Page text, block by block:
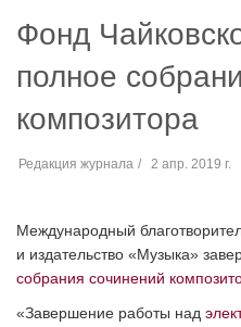
Фонд
полное
композитора
Редакция журнала 2 апр. 2019 г.
Международный
и издательство «Музыка»
собрания сочинений
«Завершение работы над